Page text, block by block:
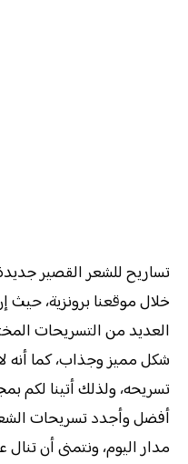
تساريح للشعر القصير
خلال موقعنا برونزية، حيث
العديد من التسريحات
شكل مميز وجذاب، كما أنه
تسريحه، ولذلك أتينا لكم
أفضل وأجدد تسريحات
مدار اليوم، ونتمنى أن تنال